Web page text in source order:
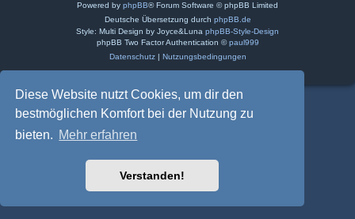
Diese Website nutzt Cookies, um dir den
bestmöglichen Komfort bei der Nutzung zu
bieten. Mehr erfahren
Verstanden!
Powered by phpBB® Forum Software © phpBB Limited
Deutsche Übersetzung durch phpBB.de
Style: Multi Design by Joyce&Luna phpBB-Style-Design
phpBB Two Factor Authentication ©paul999
Datenschutz| Nutzungsbedingungen